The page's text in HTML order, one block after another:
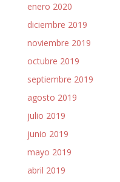
enero 2020
diciembre 2019
noviembre 2019
octubre 2019
septiembre 2019
agosto 2019
julio 2019
junio 2019
mayo 2019
abril 2019